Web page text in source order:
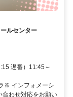
ルセンター
遅番）11:45～
※ インフォメーシ
合わせ対応をお願い